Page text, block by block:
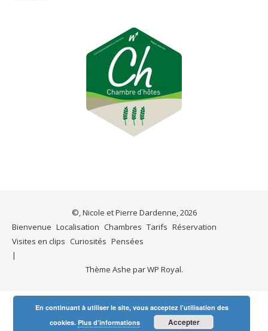
©, Nicole et Pierre Dardenne, 2026
Bienvenue Localisation Chambres Tarifs Réservation
Visites en clips Curiosités Pensées
Thème Ashe parWP Royal.
En continuant à utiliser le site, vous acceptez l’utilisation des
cookies.Plus d’informations Accepter